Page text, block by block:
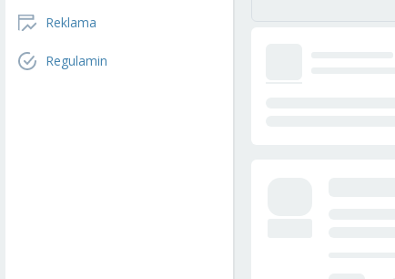
Reklama
Regulamin